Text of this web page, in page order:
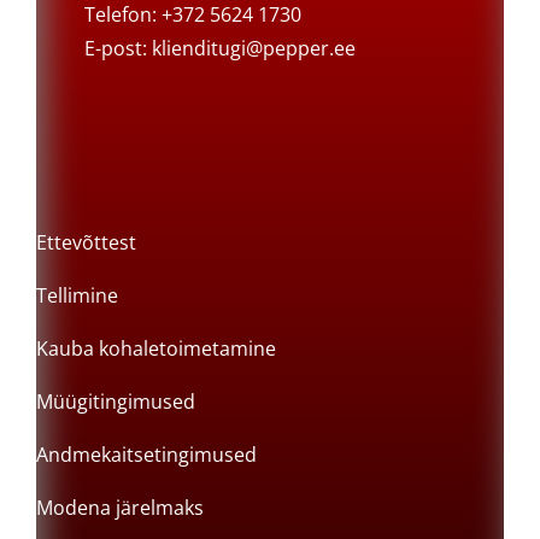
Telefon: +372 5624 1730
E-post: klienditugi@pepper.ee
Ettevõttest
Tellimine
Kauba kohaletoimetamine
Müügitingimused
Andmekaitsetingimused
Modena järelmaks